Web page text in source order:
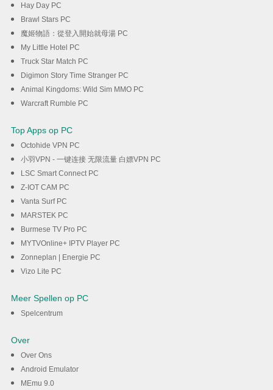
Hay Day PC
Brawl Stars PC
魔姬物語：從登入開始就母湯 PC
My Little Hotel PC
Truck Star Match PC
Digimon Story Time Stranger PC
Animal Kingdoms: Wild Sim MMO PC
Warcraft Rumble PC
Top Apps op PC
Octohide VPN PC
小羽VPN - 一键连接 无限流量 白嫖VPN PC
LSC Smart Connect PC
Z-IOT CAM PC
Vanta Surf PC
MARSTEK PC
Burmese TV Pro PC
MYTVOnline+ IPTV Player PC
Zonneplan | Energie PC
Vizo Lite PC
Meer Spellen op PC
Spelcentrum
Over
Over Ons
Android Emulator
MEmu 9.0